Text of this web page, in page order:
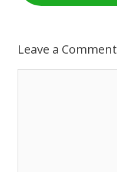
Leave a Comment